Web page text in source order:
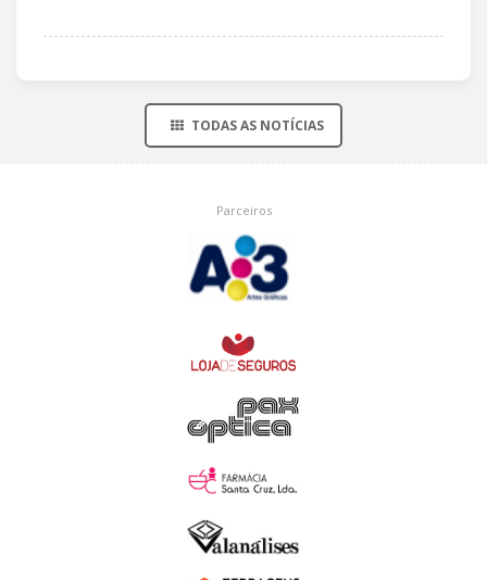
TODAS AS NOTÍCIAS
Parceiros